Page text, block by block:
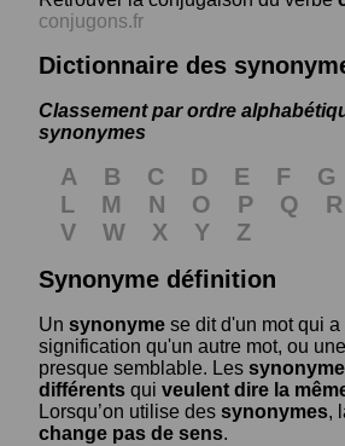
conjugons.fr
Dictionnaire des
Classement par ordre
synonymes
A B C D E F G
L
M N O P Q R
V
W X Y
Z
Synonyme définition
Un synonyme se dit d'un mot qui
signification qu'un autre mot, ou
presque semblable. Les
différents qui veulent dire la
Lorsqu’on utilise des synonymes,
change pas de sens.